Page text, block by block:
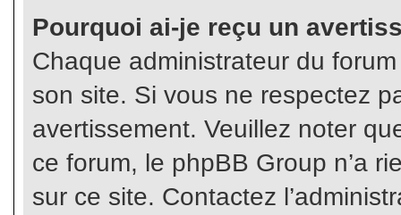
Pourquoi ai-je reçu un
Chaque administrateur du
son site. Si vous ne respectez
avertissement. Veuillez noter
ce forum, le phpBB Group n’a
sur ce site. Contactez